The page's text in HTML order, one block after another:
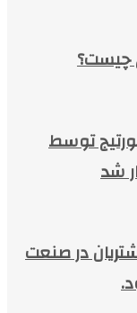
چیست؟
توسط
شد
در صنعت